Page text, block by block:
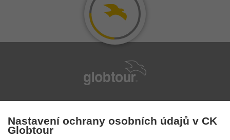
224 94 82 41
Nastavení ochrany osobních údajů v CK
Globtour